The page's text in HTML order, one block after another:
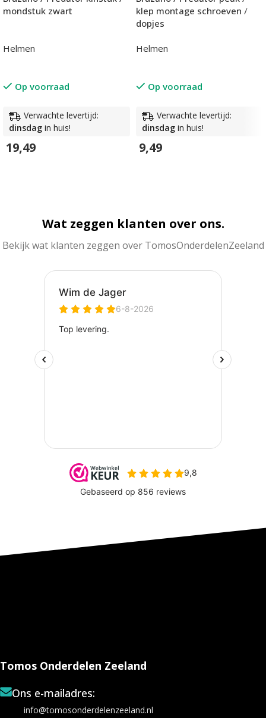
mondstuk zwart
Helmen
Op voorraad
Verwachte levertijd:
dinsdag in huis!
19,49
klep montage schroeven /
dopjes
Helmen
Op voorraad
Verwachte levertijd:
dinsdag in huis!
9,49
Wat zeggen klanten over ons.
Bekijk wat klanten zeggen over TomosOnderdelenZeeland
Tomos Onderdelen Zeeland
Ons e-mailadres:
info@tomosonderdelenzeeland.nl